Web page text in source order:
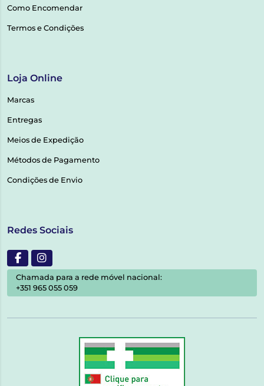
Como Encomendar
Termos e Condições
Loja Online
Marcas
Entregas
Meios de Expedição
Métodos de Pagamento
Condições de Envio
Redes Sociais
Chamada para a rede móvel nacional:
+351 965 055 059